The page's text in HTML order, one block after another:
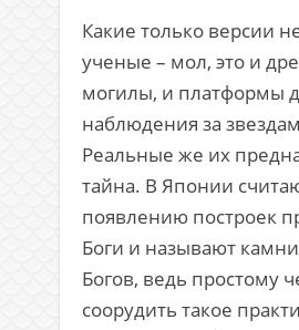
Какие только версии
ученые – мол, это и
могилы, и платформы
наблюдения за
Реальные же их
тайна. В Японии
появлению построек
Боги и называют
Богов, ведь простому
соорудить такое